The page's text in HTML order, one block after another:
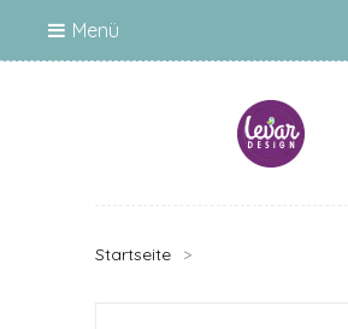
Menü
Startseite >